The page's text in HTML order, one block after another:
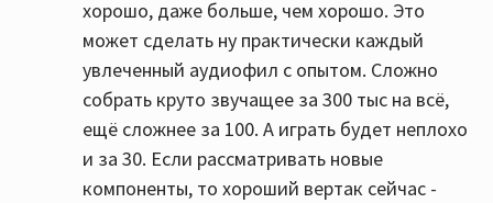
хорошо, даже больше, чем хорошо. Это
может сделать ну практически каждый
увлеченный аудиофил с опытом. Сложно
собрать круто звучащее за 300 тыс на всё,
ещё сложнее за 100. А играть будет неплохо
и за 30. Если рассматривать новые
компоненты, то хороший вертак сейчас -